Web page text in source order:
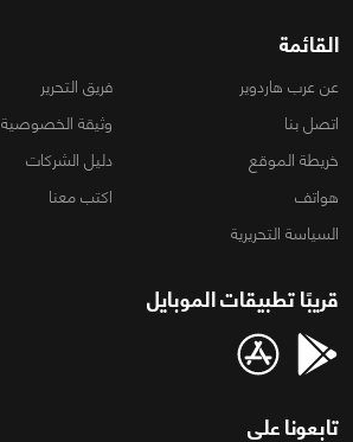
القائمة
عن عرب هاردوير
فريق التحرير
اتصل بنا
وثيقة الخصوصية
خريطة الموقع
دليل الشركات
هواتف
اكتب معنا
السياسة التحريرية
قريبًا تطبيقات الموبايل
تابعونا على